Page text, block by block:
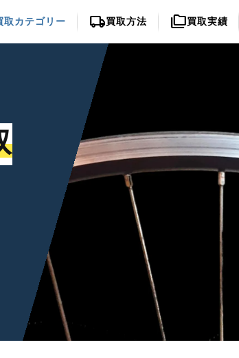
取カテゴリー local_shipping買取方法 folder_copy買取実績